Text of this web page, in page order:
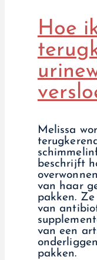
Hoe
Melissa
beschrijft
van haar
pakken.
van
van een
pakken.